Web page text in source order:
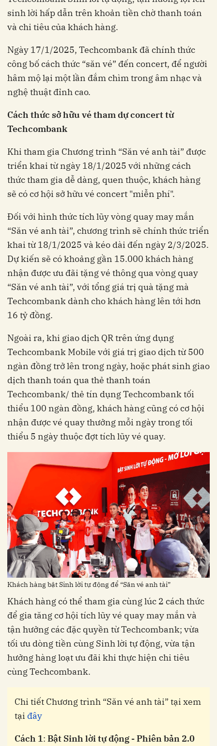
sinh lời hấp dẫn trên khoản tiền chờ thanh toán
và chi tiêu của khách hàng.
Ngày 17/1/2025, Techcombank đã chính thức
công bố cách thức “săn vé” đến concert, để người
hâm mộ lại một lần đắm chìm trong âm nhạc và
nghệ thuật đỉnh cao.
Cách thức sở hữu vé tham dự concert từ
Techcombank
Khi tham gia Chương trình “Săn vé anh tài” được
triển khai từ ngày 18/1/2025 với những cách
thức tham gia dễ dàng, quen thuộc, khách hàng
sẽ có cơ hội sở hữu vé concert "miễn phí".
Đối với hình thức tích lũy vòng quay may mắn
“Săn vé anh tài”, chương trình sẽ chính thức triển
khai từ 18/1/2025 và kéo dài đến ngày 2/3/2025.
Dự kiến sẽ có khoảng gần 15.000 khách hàng
nhận được ưu đãi tặng vé thông qua vòng quay
“Săn vé anh tài”, với tổng giá trị quà tặng mà
Techcombank dành cho khách hàng lên tới hơn
16 tỷ đồng.
Ngoài ra, khi giao dịch QR trên ứng dụng
Techcombank Mobile với giá trị giao dịch từ 500
ngàn đồng trở lên trong ngày, hoặc phát sinh giao
dịch thanh toán qua thẻ thanh toán
Techcombank/ thẻ tín dụng Techcombank tối
thiểu 100 ngàn đồng, khách hàng cũng có cơ hội
nhận được vé quay thưởng mỗi ngày trong tối
thiểu 5 ngày thuộc đợt tích lũy vé quay.
Khách hàng bật Sinh lời tự động để “Săn vé anh tài”
Khách hàng có thể tham gia cùng lúc 2 cách thức
để gia tăng cơ hội tích lũy vé quay may mắn và
tận hưởng các đặc quyền từ Techcombank; vừa
tối ưu dòng tiền cùng Sinh lời tự động, vừa tận
hưởng hàng loạt ưu đãi khi thực hiện chi tiêu
cùng Techcombank.
Chi tiết Chương trình “Săn vé anh tài” tại xem
tại đây
Cách 1: Bật Sinh lời tự động - Phiên bản 2.0